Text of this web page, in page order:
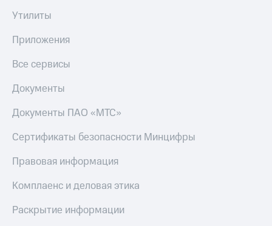
Утилиты
Приложения
Все сервисы
Документы
Документы ПАО «МТС»
Сертификаты безопасности Минцифры
Правовая информация
Комплаенс и деловая этика
Раскрытие информации